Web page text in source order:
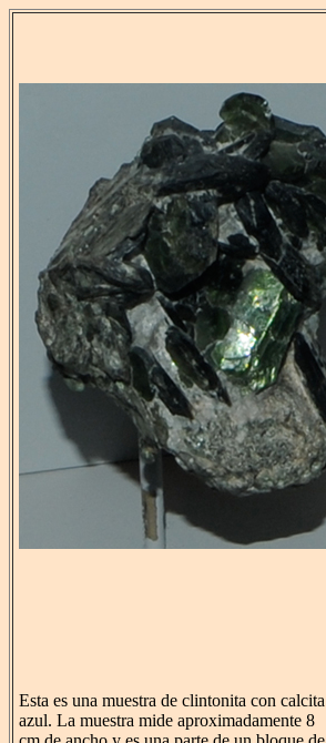
Esta es una muestra de clintonita con calcita
azul. La muestra mide aproximadamente 8